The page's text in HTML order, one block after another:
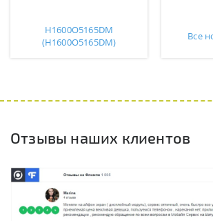
H1600O5165DM
(H1600O5165DM)
Все
Отзывы наших клиентов